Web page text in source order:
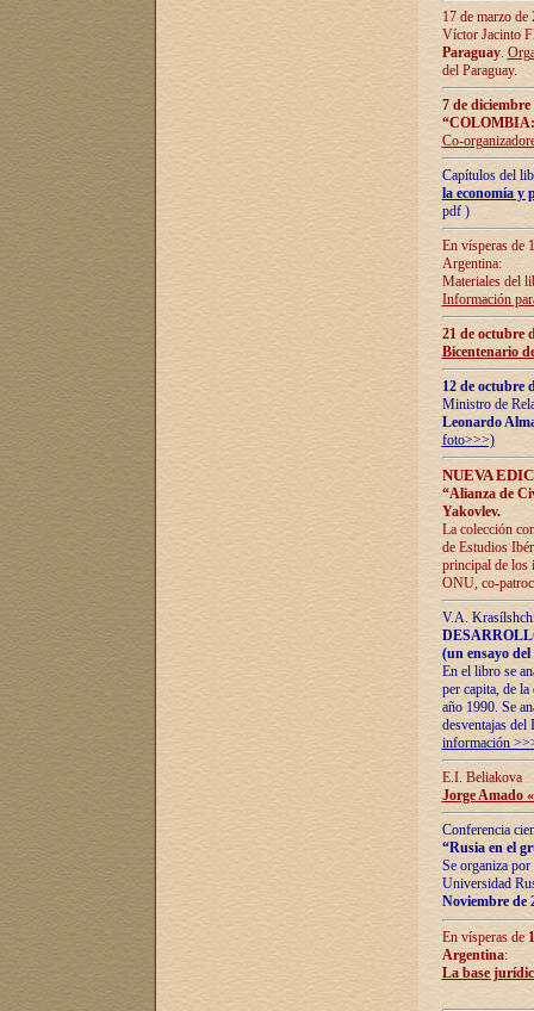
17 de marzo
Víctor Jacinto
Paraguay.
del Paraguay.
7 de
Co-
Capítulos del
la economía y
pdf )
En vísperas de
Argentina:
Materiales del
Información
21 de octubre
Bicentenario
12 de octubre
Ministro de
Leonardo
foto>>>)
NUEVA
“Alianza de
Yakovlev.
La colección
de Estudios
principal de los
ONU, co-
V.A.
(un ensayo
En el libro se
per capita, de
año 1990. Se
desventajas
información
E.I. Beliakova
Jorge Amado
Conferencia
“Rusia en el
Se organiza
Universidad
Noviembre de
En vísperas de
Argentina:
La base